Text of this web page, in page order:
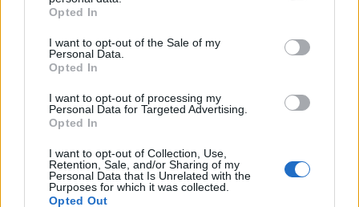
grant or deny consent to Google and its third-party tags to
use your data for below specified purposes in below Google
consent section.
Opted In
I want to opt-out of the Sale of my
Personal Data.
Opted In
I want to opt-out of processing my
Personal Data for Targeted Advertising.
Opted In
I want to opt-out of Collection, Use,
Retention, Sale, and/or Sharing of my
Personal Data that Is Unrelated with the
Purposes for which it was collected.
Opted Out